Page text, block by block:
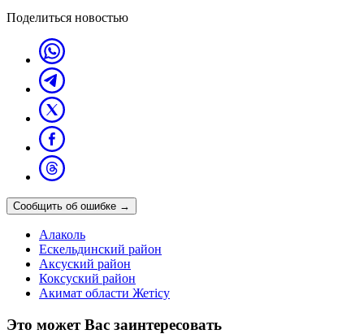
Поделиться новостью
Сообщить об ошибке →
Алаколь
Ескельдинский район
Аксуский район
Коксуский район
Акимат области Жетісу
Это может Вас заинтересовать